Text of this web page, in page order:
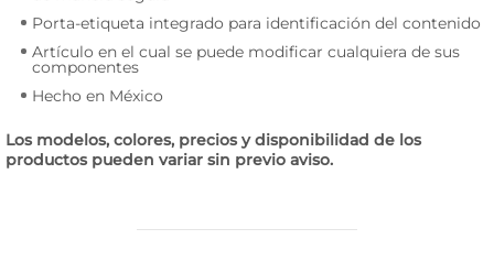
Porta-etiqueta integrado para identificación del contenido
Artículo en el cual se puede modificar cualquiera de sus
componentes
Hecho en México
Los modelos, colores, precios y disponibilidad de los
productos pueden variar sin previo aviso.